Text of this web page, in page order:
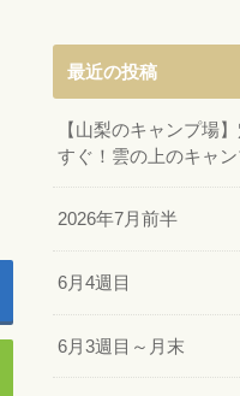
最近の投稿
【山梨のキャンプ場
すぐ！雲の上のキャ
2026年7月前半
6月4週目
6月3週目～月末